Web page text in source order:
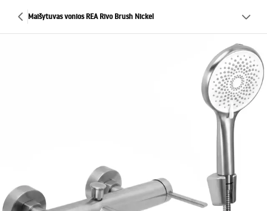
Maišytuvas vonios REA Rivo Brush Nickel